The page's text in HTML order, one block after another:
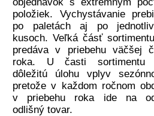
položiek. Vychystávanie
po paletách aj po
kusoch. Veľká čásť
predáva v priebehu väčšej
roka. U časti sortimentu
dôležitú úlohu vplyv
pretože v každom ročnom
v priebehu roka ide na
odlišný tovar.